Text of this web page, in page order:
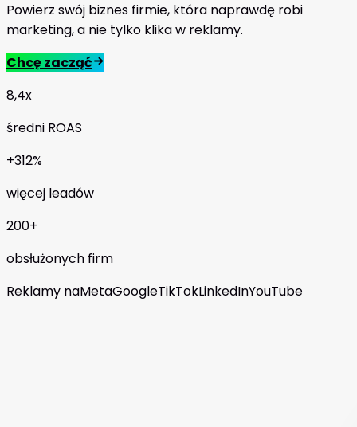
Powierz swój biznes firmie, która naprawdę robi
marketing, a nie tylko klika w reklamy.
Chcę zacząć
8,4x
średni ROAS
+312%
więcej leadów
200+
obsłużonych firm
Reklamy naMetaGoogleTikTokLinkedInYouTube